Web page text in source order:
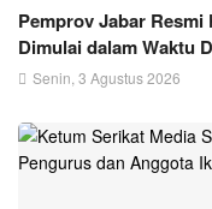
Pemprov Jabar Resmi
Dimulai dalam Waktu
Senin, 3 Agustus 2026